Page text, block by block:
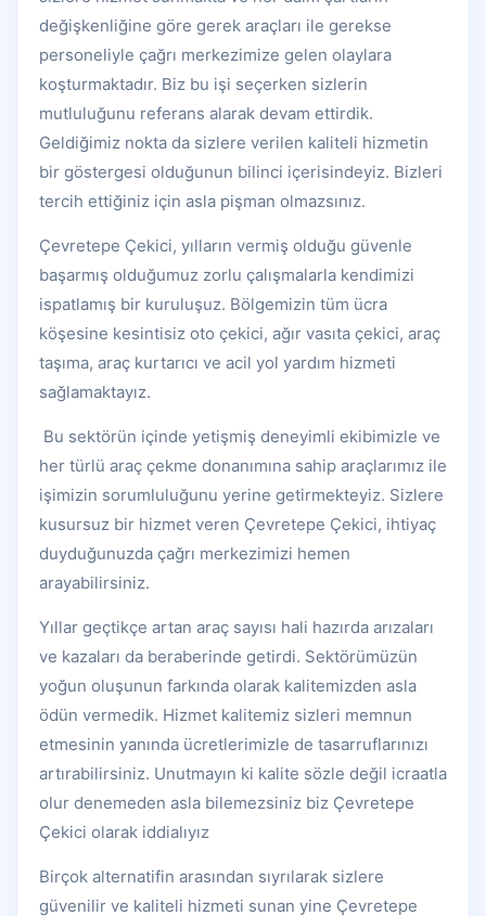
değişkenliğine göre gerek araçları ile gerekse
personeliyle çağrı merkezimize gelen olaylara
koşturmaktadır. Biz bu işi seçerken sizlerin
mutluluğunu referans alarak devam ettirdik.
Geldiğimiz nokta da sizlere verilen kaliteli hizmetin
bir göstergesi olduğunun bilinci içerisindeyiz. Bizleri
tercih ettiğiniz için asla pişman olmazsınız.
Çevretepe Çekici, yılların vermiş olduğu güvenle
başarmış olduğumuz zorlu çalışmalarla kendimizi
ispatlamış bir kuruluşuz. Bölgemizin tüm ücra
köşesine kesintisiz oto çekici, ağır vasıta çekici, araç
taşıma, araç kurtarıcı ve acil yol yardım hizmeti
sağlamaktayız.
Bu sektörün içinde yetişmiş deneyimli ekibimizle ve
her türlü araç çekme donanımına sahip araçlarımız ile
işimizin sorumluluğunu yerine getirmekteyiz. Sizlere
kusursuz bir hizmet veren Çevretepe Çekici, ihtiyaç
duyduğunuzda çağrı merkezimizi hemen
arayabilirsiniz.
Yıllar geçtikçe artan araç sayısı hali hazırda arızaları
ve kazaları da beraberinde getirdi. Sektörümüzün
yoğun oluşunun farkında olarak kalitemizden asla
ödün vermedik. Hizmet kalitemiz sizleri memnun
etmesinin yanında ücretlerimizle de tasarruflarınızı
artırabilirsiniz. Unutmayın ki kalite sözle değil icraatla
olur denemeden asla bilemezsiniz biz Çevretepe
Çekici olarak iddialıyız
Birçok alternatifin arasından sıyrılarak sizlere
güvenilir ve kaliteli hizmeti sunan yine Çevretepe